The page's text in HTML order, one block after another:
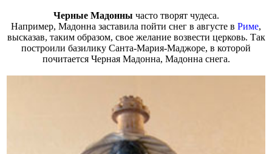
Черные Мадонны часто творят чудеса.
Например, Мадонна заставила пойти снег в августе в Риме,
высказав, таким образом, свое желание возвести церковь. Так
построили базилику Санта-Мария-Маджоре, в которой
почитается Черная Мадонна, Мадонна снега.